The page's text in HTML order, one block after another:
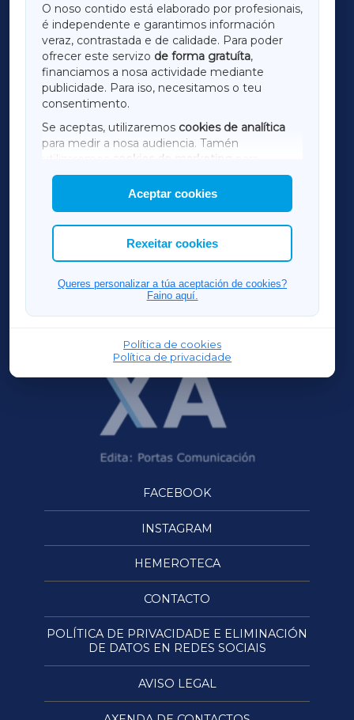
O noso contido está elaborado por profesionais,
é independente e garantimos información
veraz, contrastada e de calidade. Para poder
ofrecer este servizo de forma gratuíta,
financiamos a nosa actividade mediante
publicidade. Para iso, necesitamos o teu
consentimento.
Se aceptas, utilizaremos cookies de analítica
para medir a nosa audiencia. Tamén
utilizaremos
cookies de marketing
mostrar publicidade de terceiros.
Así mesmo, podes personalizar a elección das
cookies que desexas permitir.
Aceptar cookies
Rexeitar cookies
Queres personalizar a túa aceptación de cookies?
Faino aquí.
Política de cookies
Política de privacidade
LUGOXA
TERRACHAXA
AMARIÑAXA
RIBEIRASACRAXA
ACORUÑAXA
FERROLXA
OURENSEXA
FACEBOOK
INSTAGRAM
HEMEROTECA
CONTACTO
POLÍTICA DE PRIVACIDADE E ELIMINACIÓN
DE DATOS EN REDES SOCIAIS
AVISO LEGAL